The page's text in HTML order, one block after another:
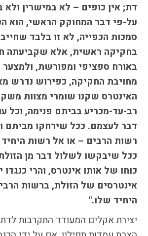
דת; אין כופים – לא במישרין ולא
על-פי דבר המחוקק הראשי, הוא
סמכות הכפייה, לא זו בלבד
בחקיקה ראשית, אלא שקביעתה
באורח ספציפי ומפורשת,
מחויבת החקיקה, כפירוש נדרש
האינטרס שקנו שומרי מצוות
רב-עד-מכריע בביתם פנימה, וכל
דבר לעצמם. ככל שירחקו מביתם
רשות הרבים – או אל רשות
ככל שיבקשו לשלול דבר מן
כוחו של אותו אינטרס, והרי כנגדו
אינטרסים של הזולת, ברשות
היחיד שלו."
יצירת אקלים המעודד התקרבות